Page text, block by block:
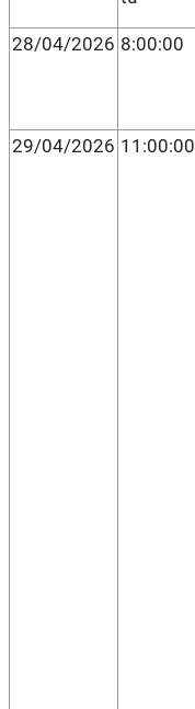
28/04/2026 8:00:00
29/04/2026 11:00:00